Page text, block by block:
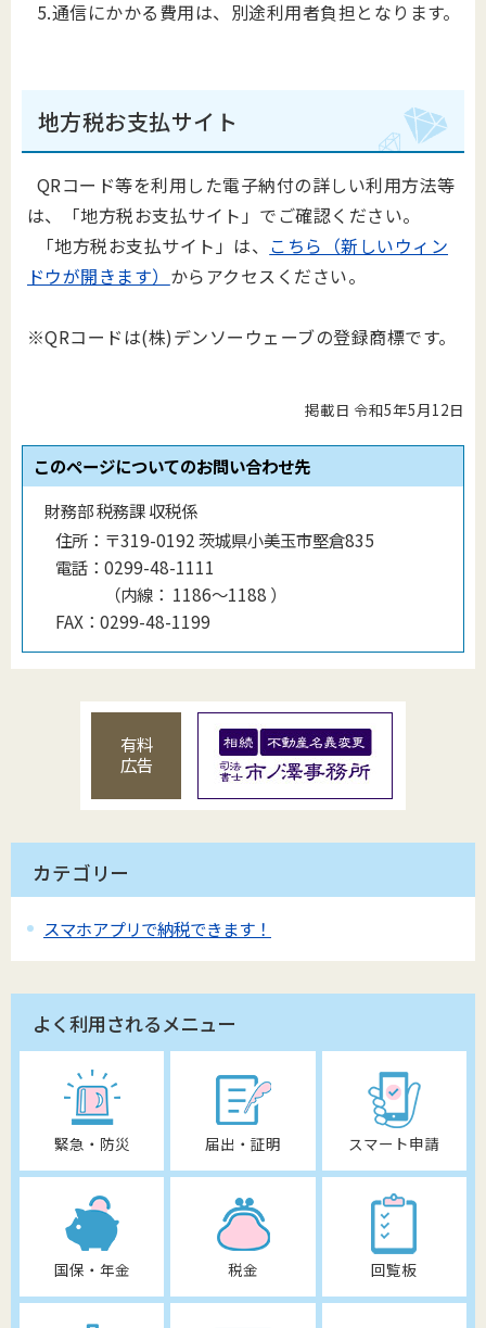
5.通信にかかる費用は、別途利用者負担となります。
地方税お支払サイト
QRコード等を利用した電子納付の詳しい利用方法等
は、「地方税お支払サイト」でご確認ください。
「地方税お支払サイト」は、 こちら（新しいウィン
ドウが開きます） からアクセスください。
※QRコードは(株)デンソーウェーブの登録商標です。
掲載日 令和5年5月12日
このページについてのお問い合わせ先
財務部 税務課 収税係
住所： 〒319-0192 茨城県小美玉市堅倉835
電話： 0299-48-1111
（内線 ： 1186〜1188 ）
FAX： 0299-48-1199
有料
広告
カテゴリー
スマホアプリで納税できます！
よく利用されるメニュー
緊急・防災 届出・証明 スマート申請
国保・年金 税金 回覧板